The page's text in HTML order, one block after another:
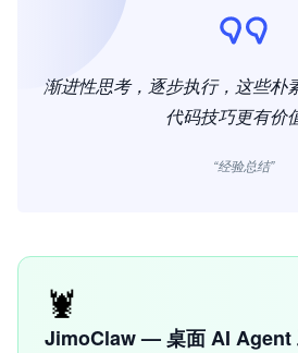
渐进性思考，逐步执行，这些朴
代码技巧更有价
“经验总结”
🦞
JimoClaw — 桌面 AI Agent